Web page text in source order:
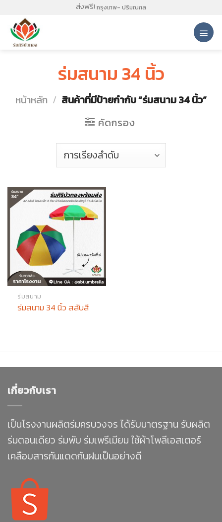
content
ส่งฟรี! กรุงเทพ- ปริมณฑล
ร่มสนาม 34 นิ้ว
หน้าหลัก / สินค้าที่มีป้ายกำกับ “ร่มสนาม 34 นิ้ว”
คัดกรอง
ร่มสนาม
ร่มสนาม 34 นิ้ว สลับสี
เกี่ยวกับเรา
เป็นโรงงานผลิตร่มครบวงจร ได้รับมาตรฐาน รับผลิต
ร่มตอนเดียว ร่มพับ ร่มเพรีเมียม ใช้ผ้าโพลีเอสเตอร์
เคลือบสารกันแดดกันฝนเป็นอย่างดี